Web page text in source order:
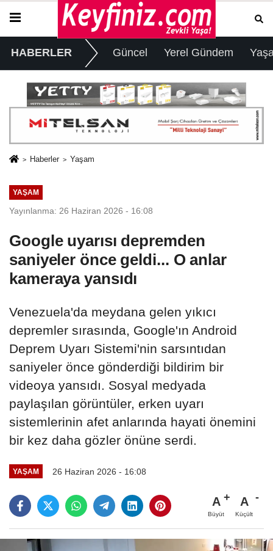
HABERLER Güncel Yerel Gündem
Haberler Yaşam
YAŞAM
Yayınlanma: 26 Haziran 2026 - 16:08
Google uyarısı depremden
saniyeler önce geldi... O anlar
kameraya yansıdı
Venezuela'da meydana gelen yıkıcı
depremler sırasında, Google'ın Android
Deprem Uyarı Sistemi'nin sarsıntıdan
saniyeler önce gönderdiği bildirim bir
videoya yansıdı. Sosyal medyada
paylaşılan görüntüler, erken uyarı
sistemlerinin afet anlarında hayati önemini
bir kez daha gözler önüne serdi.
YAŞAM 26 Haziran 2026 - 16:08
A
Büyüt
A
Küçült